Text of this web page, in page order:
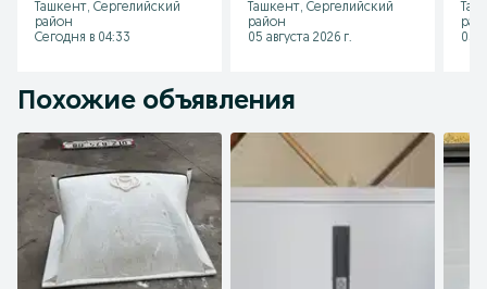
Ташкент, Сергелийский
район
Сегодня в 04:33
Ташкент, Сергелийский
район
05 августа 2026 г.
05
Похожие объявления